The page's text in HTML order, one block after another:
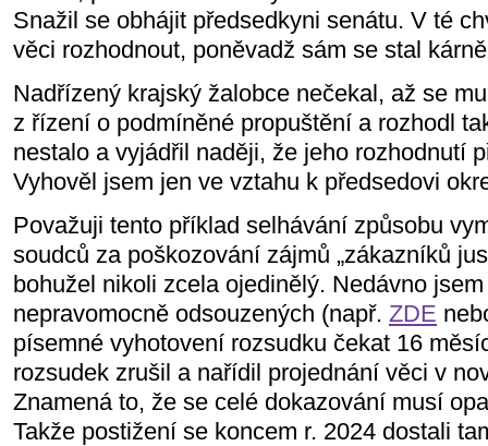
Snažil se obhájit předsedkyni senátu. V té
věci rozhodnout, poněvadž sám se stal
Nadřízený krajský žalobce nečekal, až se
z řízení o podmíněné propuštění a rozhodl
nestalo a vyjádřil naději, že jeho rozhodnutí
Vyhověl jsem jen ve vztahu k předsedovi
Považuji tento příklad selhávání způsobu
soudců za poškozování zájmů „zákazníků
bohužel nikoli zcela ojedinělý. Nedávno
nepravomocně odsouzených (např. ZDE
písemné vyhotovení rozsudku čekat 16
rozsudek zrušil a nařídil projednání věci v
Znamená to, že se celé dokazování musí
Takže postižení se koncem r. 2024 dostali